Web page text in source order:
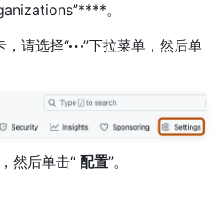
。
，请选择“
”下拉菜单，然后单
然后单击“ 配置”。